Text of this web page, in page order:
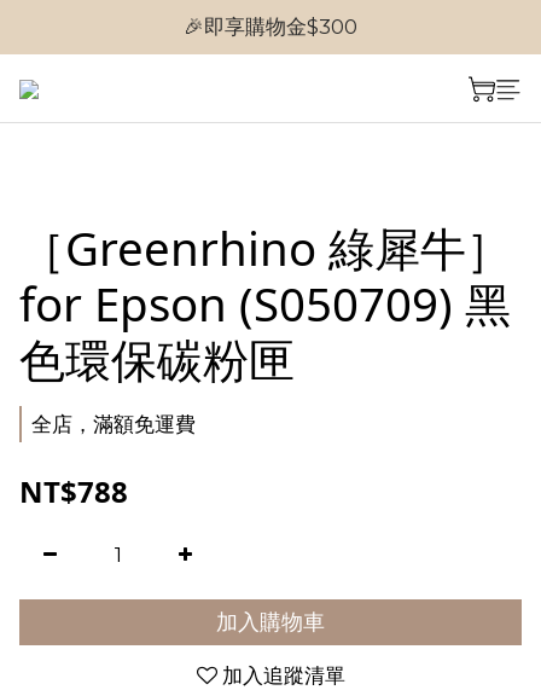
🎉首次加入會員
🎉即享購物金$300
［Greenrhino 綠犀牛］
for Epson (S050709) 黑
色環保碳粉匣
全店，滿額免運費
NT$788
加入購物車
加入追蹤清單